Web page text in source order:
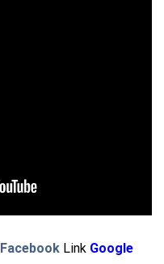
Facebook Link Google